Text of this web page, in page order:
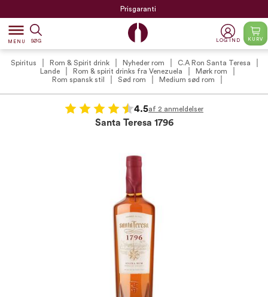
Prisgaranti
dehaze
MENU SØG LOG IND KURV
Spiritus Rom & Spirit drink Nyheder rom
C.A Ron Santa Teresa
Lande
Rom & spirit drinks fra Venezuela
Mørk rom
Rom spansk stil
Sød rom Medium sød rom
4.5af 2 anmeldelser
Santa Teresa 1796